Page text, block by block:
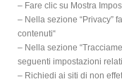
– Fare clic su Mostra
– Nella sezione “Privacy”
contenuti“
– Nella sezione
seguenti impostazioni
– Richiedi ai siti di non